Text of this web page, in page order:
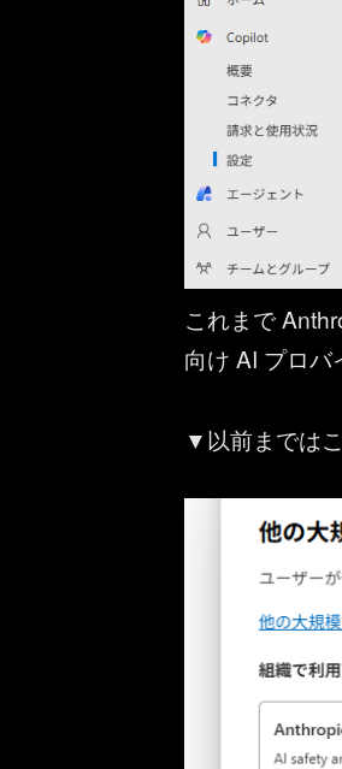
これまで
向け AI プロ
▼以前までは